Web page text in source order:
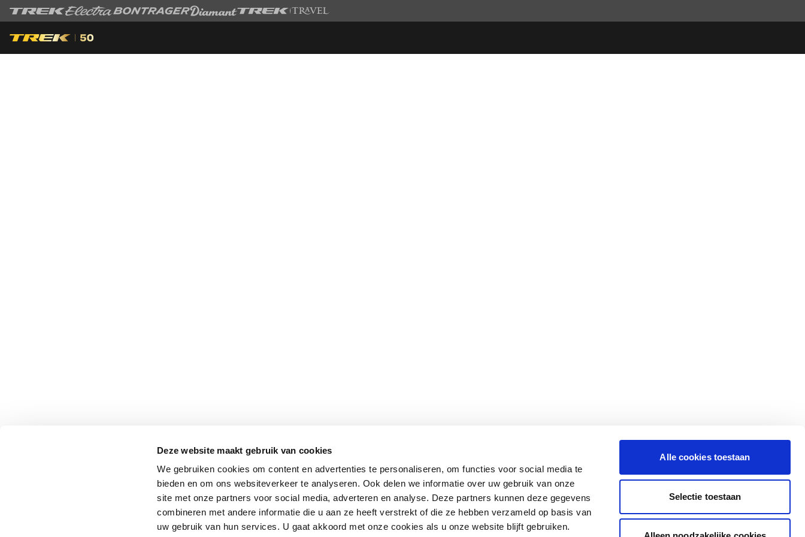
Deze website maakt gebruik van cookies
We gebruiken cookies om content en advertenties te personaliseren, om functies voor social media te
bieden en om ons websiteverkeer te analyseren. Ook delen we informatie over uw gebruik van onze
site met onze partners voor social media, adverteren en analyse. Deze partners kunnen deze gegevens
combineren met andere informatie die u aan ze heeft verstrekt of die ze hebben verzameld op basis van
uw gebruik van hun services. U gaat akkoord met onze cookies als u onze website blijft gebruiken.
Alle cookies toestaan
Selectie toestaan